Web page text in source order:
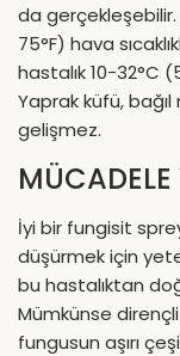
da gerçekleşebilir.
75°F) hava
hastalık 10-32°C
Yaprak küfü,
gelişmez.
MÜCADELE
İyi bir fungisit
düşürmek için
bu hastalıktan
Mümkünse
fungusun aşırı